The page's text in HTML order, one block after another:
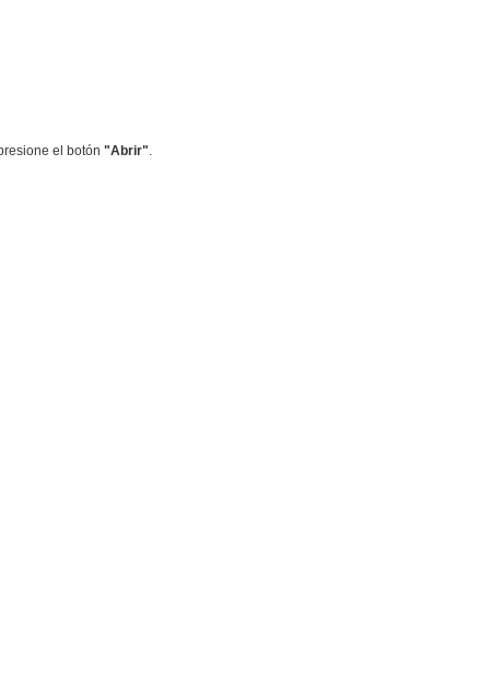
el botón "Abrir".